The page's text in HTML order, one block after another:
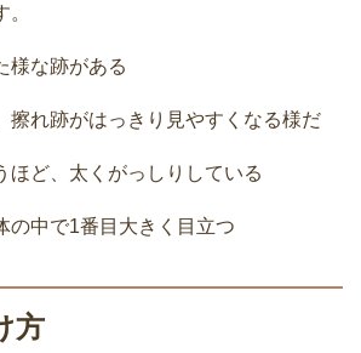
様な跡がある
れ跡がはっきり見やすくなる様だ
ほど、太くがっしりしている
中で1番目大きく目立つ
方